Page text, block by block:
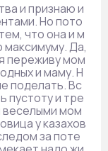
и признаю и
Но пото
что она и м
Да,
переживу мом
и маму. Н
поделать. Вс
пустоту и тре
веселыми мом
у казахов
за поте